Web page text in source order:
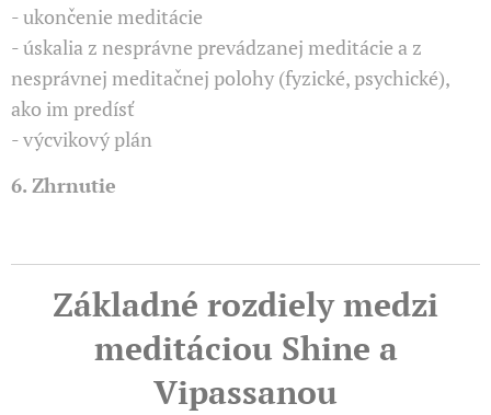
- ukončenie meditácie
- úskalia z nesprávne prevádzanej meditácie a z
nesprávnej meditačnej polohy (fyzické, psychické),
ako im predísť
- výcvikový plán
6. Zhrnutie
Základné rozdiely medzi
meditáciou Shine a
Vipassanou